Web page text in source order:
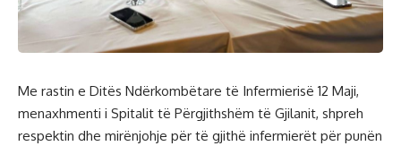
Me rastin e Ditës Ndërkombëtare të Infermierisë 12 Maji,
menaxhmenti i Spitalit të Përgjithshëm të Gjilanit, shpreh
respektin dhe mirënjohje për të gjithë infermierët për punën